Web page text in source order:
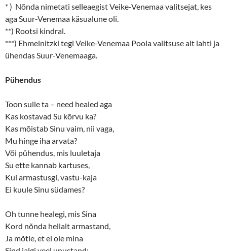
* ) Nõnda nimetati selleaegist Veike-Venemaa valitsejat, kes
aga Suur-Venemaa käsualune oli.
**) Rootsi kindral.
***) Ehmelnitzki tegi Veike-Venemaa Poola valitsuse alt lahti ja
ühendas Suur-Venemaaga.
Pühendus
Toon sulle ta – need healed aga
Kas kostavad Su kõrvu ka?
Kas mõistab Sinu vaim, nii vaga,
Mu hinge iha arvata?
Või pühendus, mis luuletaja
Su ette kannab kartuses,
Kui armastusgi, vastu-kaja
Ei kuule Sinu südames?
Oh tunne healegi, mis Sina
Kord nõnda hellalt armastand,
Ja mõtle, et ei ole mina